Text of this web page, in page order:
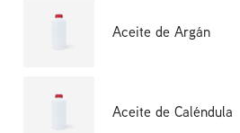
Aceite de Argán
Aceite de Caléndula